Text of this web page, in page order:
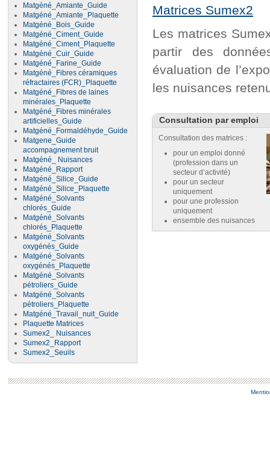
Matgéné_Amiante_Guide
Matgéné_Amiante_Plaquette
Matgéné_Bois_Guide
Matgéné_Ciment_Guide
Matgéné_Ciment_Plaquette
Matgéné_Cuir_Guide
Matgéné_Farine_Guide
Matgéné_Fibres céramiques
réfractaires (FCR)_Plaquette
Matgéné_Fibres de laines
minérales_Plaquette
Matgéné_Fibres minérales
artificielles_Guide
Matgéné_Formaldéhyde_Guide
Matgene_Guide
accompagnement bruit
Matgéné_ Nuisances
Matgéné_Rapport
Matgéné_Silice_Guide
Matgéné_Silice_Plaquette
Matgéné_Solvants
chlorés_Guide
Matgéné_Solvants
chlorés_Plaquette
Matgéné_Solvants
oxygénés_Guide
Matgéné_Solvants
oxygénés_Plaquette
Matgéné_Solvants
pétroliers_Guide
Matgéné_Solvants
pétroliers_Plaquette
Matgéné_Travail_nuit_Guide
Plaquette Matrices
Sumex2_ Nuisances
Sumex2_Rapport
Sumex2_Seuils
Matrices Sumex2
Les matrices
partir des
évaluation de
les nuisances
Consultation par emploi
Consultation des matrices :
pour un emploi donné
(profession dans un
secteur d’activité)
pour un secteur
uniquement
pour une profession
uniquement
ensemble des nuisances